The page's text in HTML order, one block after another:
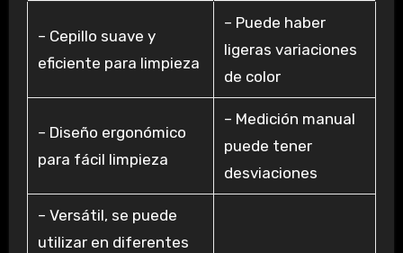
– Cepillo suave y
eficiente para limpieza
– Puede haber
ligeras variaciones
de color
– Diseño ergonómico
para fácil limpieza
– Medición manual
puede tener
desviaciones
– Versátil, se puede
utilizar en diferentes